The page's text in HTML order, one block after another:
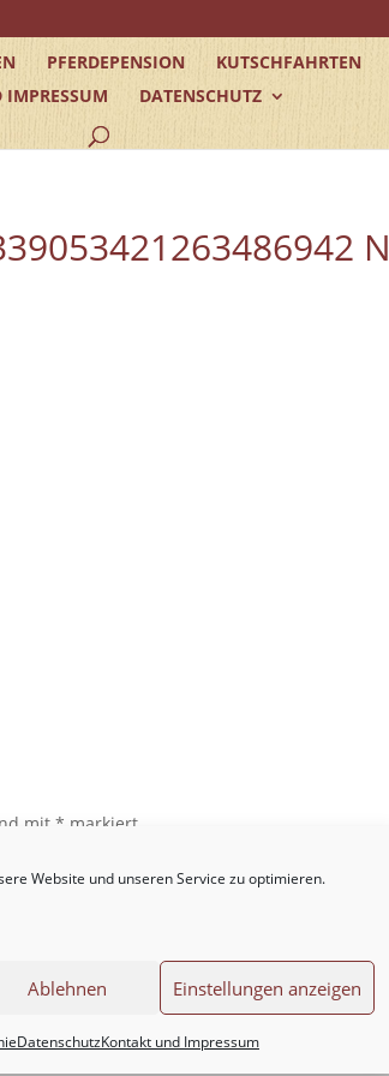
Website und unseren Service zu optimieren.
Ablehnen Einstellungen anzeigen
DatenschutzKontakt und Impressum
PFERDEPENSION KUTSCHFAHRTEN
DATENSCHUTZ
N
mit* markiert